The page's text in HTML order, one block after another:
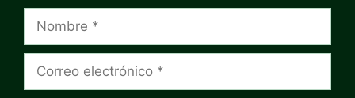
Nombre
Correo